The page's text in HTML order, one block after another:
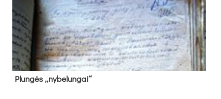
Plun­gės „ny­be­lun­gai“